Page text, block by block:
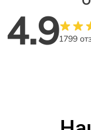
4.91799